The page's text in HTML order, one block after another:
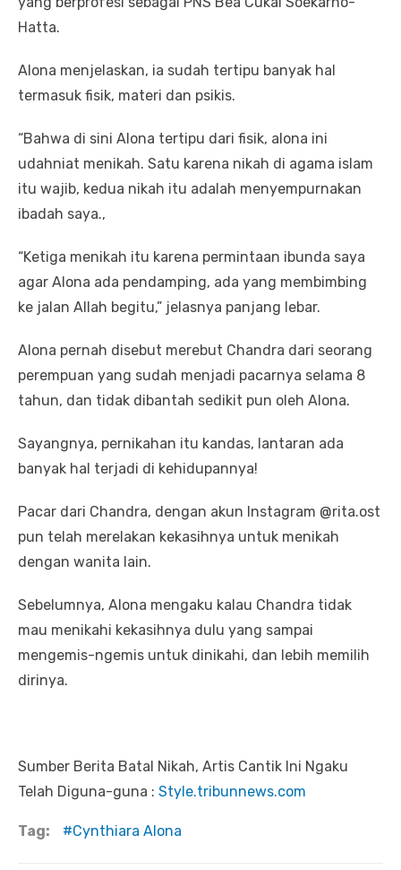
Hatta.
Alona menjelaskan, ia sudah tertipu banyak hal
termasuk fisik, materi dan psikis.
“Bahwa di sini Alona tertipu dari fisik, alona ini
udahniat menikah. Satu karena nikah di agama islam
itu wajib, kedua nikah itu adalah menyempurnakan
ibadah saya.,
“Ketiga menikah itu karena permintaan ibunda saya
agar Alona ada pendamping, ada yang membimbing
ke jalan Allah begitu,” jelasnya panjang lebar.
Alona pernah disebut merebut Chandra dari seorang
perempuan yang sudah menjadi pacarnya selama 8
tahun, dan tidak dibantah sedikit pun oleh Alona.
Sayangnya, pernikahan itu kandas, lantaran ada
banyak hal terjadi di kehidupannya!
Pacar dari Chandra, dengan akun Instagram @rita.ost
pun telah merelakan kekasihnya untuk menikah
dengan wanita lain.
Sebelumnya, Alona mengaku kalau Chandra tidak
mau menikahi kekasihnya dulu yang sampai
mengemis-ngemis untuk dinikahi, dan lebih memilih
dirinya.
Sumber Berita Batal Nikah, Artis Cantik Ini Ngaku
Telah Diguna-guna : Style.tribunnews.com
Tag: Cynthiara Alona